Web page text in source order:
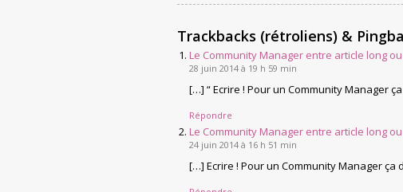
Trackbacks (rétroliens) &
Le Community Manager entre article long ou
28 juin 2014 à 19 h 59 min
[…] “ Ecrire ! Pour un Community Manager
Répondre
Le Community Manager entre article long ou
24 juin 2014 à 16 h 51 min
[…] Ecrire ! Pour un Community Manager